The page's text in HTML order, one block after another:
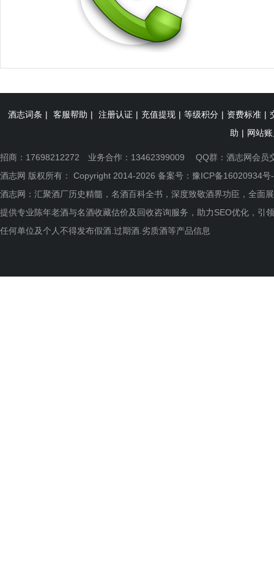
酒志词条 | 客服帮助 | 注册认证 | 充值提现 | 等级积分 | 资费标准 |
助 | 网站
招商：17698212272 业务合作：13462399009 QQ群： 酒志网会员
酒志网 版权所有： Copyright 2014-2026 备案号： 豫ICP备16020934号
酒志网：汇聚酒厂历史精髓，名酒百科全书，深度致敬酒界功臣，全面
提供专业陈年老酒与名酒收藏估价及回收咨询服务，助力SEO优化，引
任何单位及个人不得发布假酒.过期酒.劣质酒等产品信息